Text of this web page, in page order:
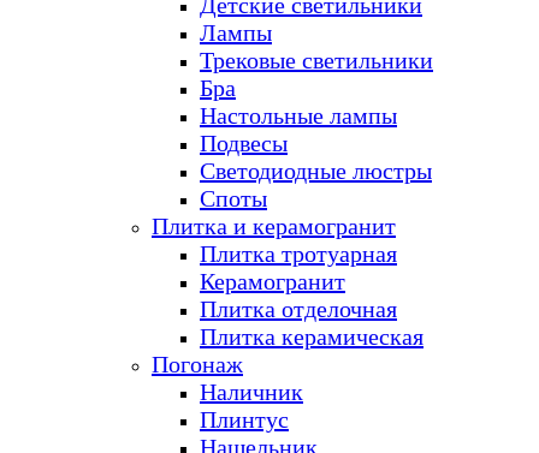
Лампы
Трековые светильники
Бра
Настольные лампы
Подвесы
Светодиодные люстры
Споты
Плитка и керамогранит
Плитка тротуарная
Керамогранит
Плитка отделочная
Плитка керамическая
Погонаж
Наличник
Плинтус
Нащельник